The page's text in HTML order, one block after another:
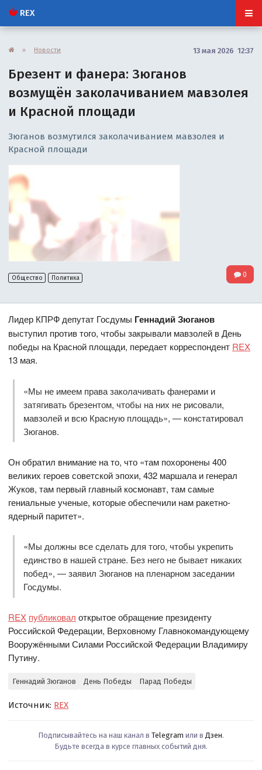
REX
» Новости 13 мая 2026 12:37
Брезент и фанера: Зюганов
возмущён заколачиванием мавзолея
и Красной площади
Зюганов возмутился заколачиванием мавзолея и
Красной площади
Общество Политика 0
Лидер КПРФ депутат Госдумы Геннадий Зюганов
выступил против того, чтобы закрывали мавзолей в День
победы на Красной площади, передает корреспондент REX
13 мая.
«Мы не имеем права заколачивать фанерами и
затягивать брезентом, чтобы на них не рисовали,
мавзолей и всю Красную площадь», — констатировал
Зюганов.
Он обратил внимание на то, что «там похоронены 400
великих героев советской эпохи, 432 маршала и генерал
Жуков, там первый главный космонавт, там самые
гениальные ученые, которые обеспечили нам ракетно-
ядерный паритет».
«Мы должны все сделать для того, чтобы укрепить
единство в нашей стране. Без него не бывает никаких
побед», — заявил Зюганов на пленарном заседании
Госдумы.
REX публиковал открытое обращение президенту
Российской Федерации, Верховному Главнокомандующему
Вооружёнными Силами Российской Федерации Владимиру
Путину.
Геннадий Зюганов День Победы Парад Победы
Источник: REX
Подписывайтесь на наш канал в Telegram или в Дзен.
Будьте всегда в курсе главных событий дня.